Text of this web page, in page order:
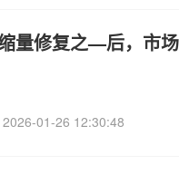
缩量修复之—后，市
2026-01-26 12:30:48